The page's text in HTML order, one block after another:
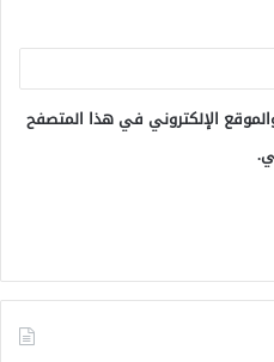
الإلكتروني في هذا المتصفح